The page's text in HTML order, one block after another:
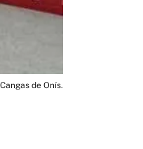
de Onís.